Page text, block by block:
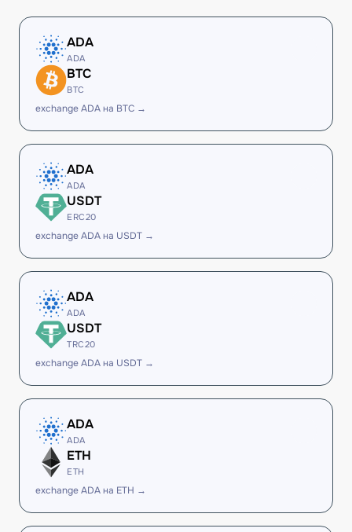
ADA
ADA
BTC
BTC
exchange ADA на BTC →
ADA
ADA
USDT
ERC20
exchange ADA на USDT →
ADA
ADA
USDT
TRC20
exchange ADA на USDT →
ADA
ADA
ETH
ETH
exchange ADA на ETH →